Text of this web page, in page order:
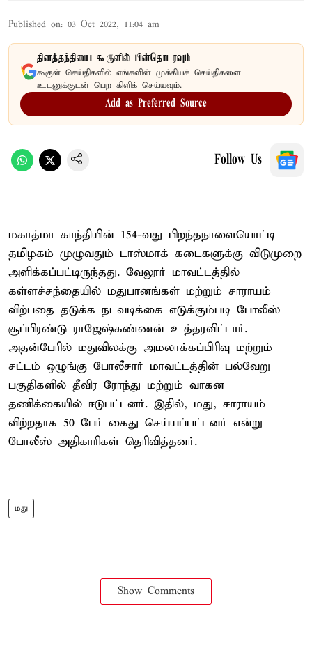
Published on: 03 Oct 2022, 11:04 am
தினத்தந்தியை கூகுளில் பின்தொடரவும்
கூகுள் செய்திகளில் எங்களின் முக்கியச் செய்திகளை
உடனுக்குடன் பெற கிளிக் செய்யவும்.
Add as Preferred Source
Follow Us
மகாத்மா காந்தியின் 154-வது பிறந்தநாளையொட்டி
தமிழகம் முழுவதும் டாஸ்மாக் கடைகளுக்கு விடுமுறை
அளிக்கப்பட்டிருந்தது. வேலூர் மாவட்டத்தில்
கள்ளச்சந்தையில் மதுபானங்கள் மற்றும் சாராயம்
விற்பதை தடுக்க நடவடிக்கை எடுக்கும்படி போலீஸ்
சூப்பிரண்டு ராஜேஷ்கண்ணன் உத்தரவிட்டார்.
அதன்பேரில் மதுவிலக்கு அமலாக்கப்பிரிவு மற்றும்
சட்டம் ஒழுங்கு போலீசார் மாவட்டத்தின் பல்வேறு
பகுதிகளில் தீவிர ரோந்து மற்றும் வாகன
தணிக்கையில் ஈடுபட்டனர். இதில், மது, சாராயம்
விற்றதாக 50 பேர் கைது செய்யப்பட்டனர் என்று
போலீஸ் அதிகாரிகள் தெரிவித்தனர்.
மது
Show Comments